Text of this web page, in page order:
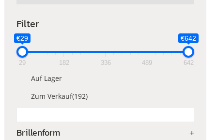
Filter
€29 €642
29 182 336 489 642
Auf Lager
Zum Verkauf(192)
Brillenform +